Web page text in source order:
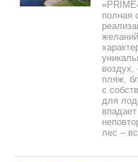
полная
воздух,
пляж,
с
для
лес –